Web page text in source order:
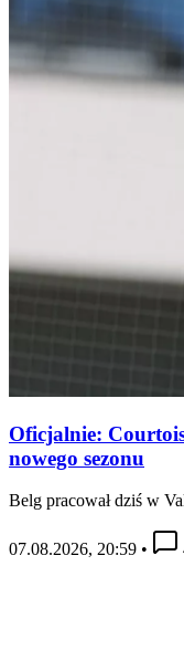
Oficjalnie:
nowego sezonu
Belg pracował dziś w
07.08.2026, 20:59 •